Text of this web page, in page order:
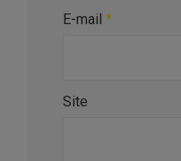
E-mail *
Site